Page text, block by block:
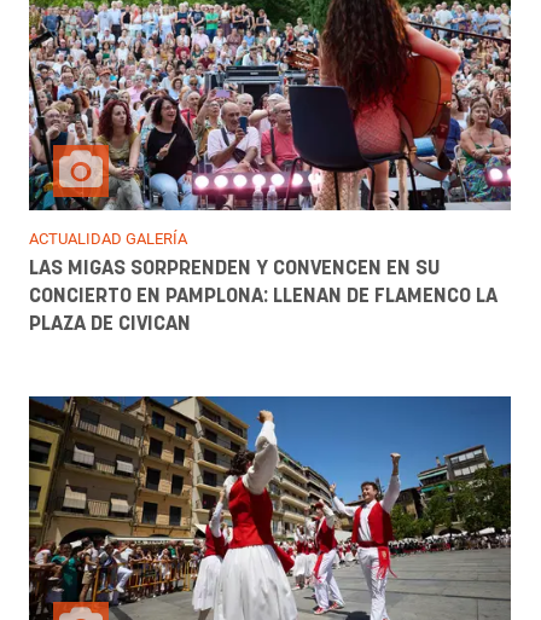
ACTUALIDAD GALERÍA
LAS MIGAS SORPRENDEN Y CONVENCEN EN SU
CONCIERTO EN PAMPLONA: LLENAN DE FLAMENCO LA
PLAZA DE CIVICAN